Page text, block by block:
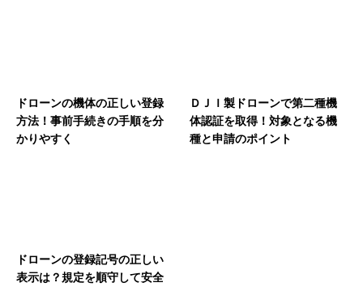
ドローンの機体の正しい登録
方法！事前手続きの手順を分
かりやすく
ＤＪＩ製ドローンで第二種機
体認証を取得！対象となる機
種と申請のポイント
ドローンの登録記号の正しい
表示は？規定を順守して安全